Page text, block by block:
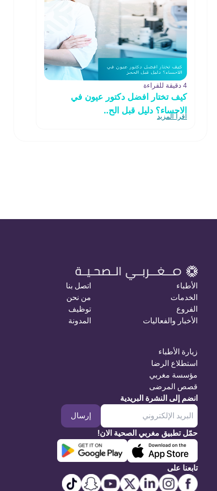
4 دقيقة للقراءة
كيف تختار افضل دكتور عيون في
الاحساء؟ دليل قبل الح..
اقرأ المزيد
الأطباء
الخدمات
الفروع
الأخبار والفعاليات
اتصل بنا
من نحن
توظيف
المدونة
زيارة الأطباء
استطلاع الرضا
مؤسسة مغربي
قصص المرضى
انضم إلى النشرة البريدية
إرسال
حمّل تطبيق مغربي الصحية الان!
تابعنا على